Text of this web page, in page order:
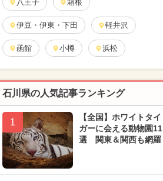
八王子 箱根
伊豆・伊東・下田 軽井沢
函館 小樽 浜松
石川県の人気記事ランキング
1
【全国】ホワイトタイ
ガーに会える動物園11
選 関東＆関西も網羅